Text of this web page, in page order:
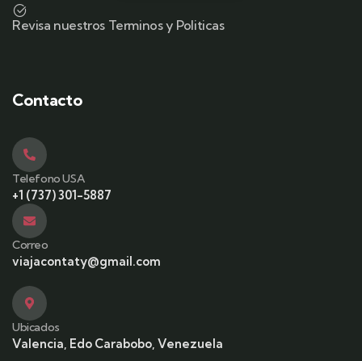
Revisa nuestros Terminos y Politicas
Contacto
Telefono USA
+1 (737) 301-5887
Correo
viajacontaty@gmail.com
Ubicados
Valencia, Edo Carabobo, Venezuela